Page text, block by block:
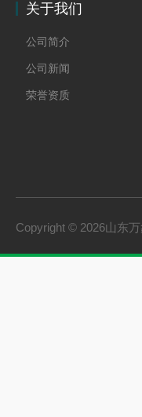
关于我们
公司简介
公司新闻
荣誉资质
Copyright © 2026山东